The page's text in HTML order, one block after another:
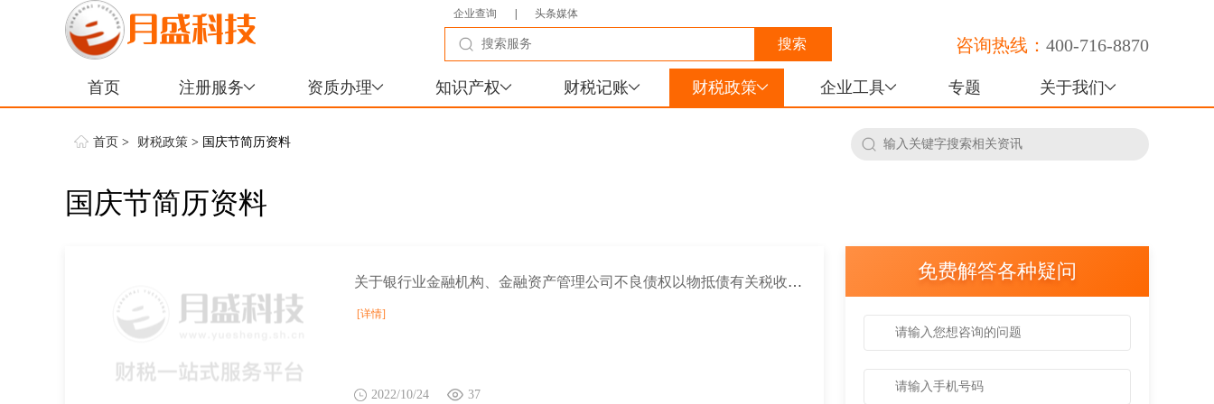
企业查询 头条媒体
咨询热线： 400-716-8870
首页 注册服务 资质办理 知识产权 财税记账 财税政策 企业工具 专题 关于我们
首页 > 财税政策 > 国庆节简历资料
国庆节简历资料
关于银行业金融机构、金融资产管理公司不良债权以物抵债有关税收政策的公告
[详情]
2022/10/24 37
免费解答各种疑问